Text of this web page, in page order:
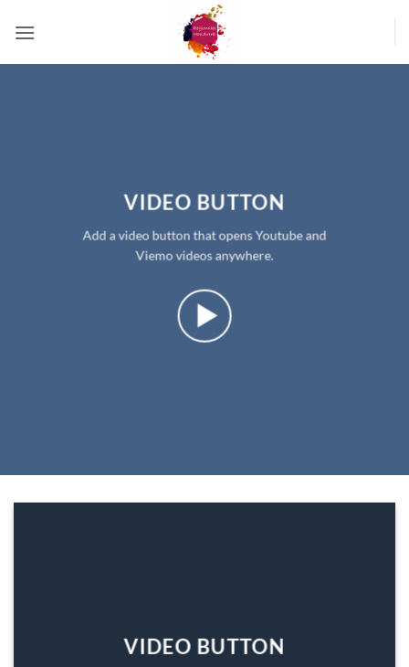
Inhalt
VIDEO BUTTON
Add a video button that opens Youtube and
Viemo videos anywhere.
VIDEO BUTTON